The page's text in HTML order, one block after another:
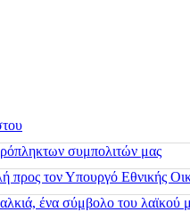
συμπολιτών μας
προς τον Υπουργό Εθνικής
ένα σύμβολο του λαϊκού